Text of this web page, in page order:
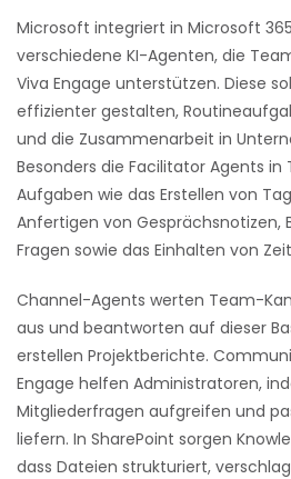
Microsoft integriert in Microsoft
verschiedene KI-Agenten, die
Viva Engage unterstützen. Diese
effizienter gestalten,
und die Zusammenarbeit in
Besonders die Facilitator Agents
Aufgaben wie das Erstellen von
Anfertigen von Gesprächsnotizen,
Fragen sowie das Einhalten von
Channel-Agents werten Team-
aus und beantworten auf dieser
erstellen Projektberichte.
Engage helfen Administratoren,
Mitgliederfragen aufgreifen und
liefern. In SharePoint sorgen
dass Dateien strukturiert,